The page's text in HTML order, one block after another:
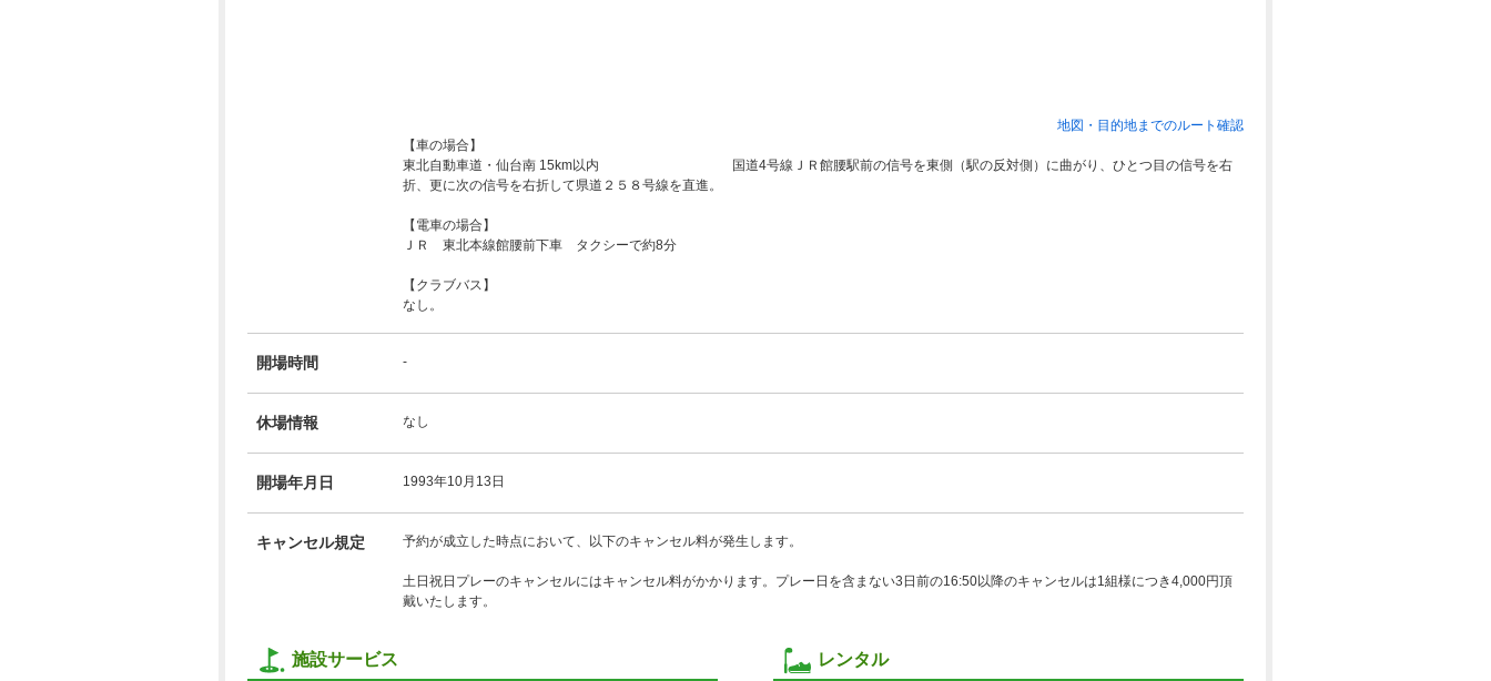
地図・目的地までのルート確認
【車の場合】
東北自動車道・仙台南 15km以内 国道4号線ＪＲ館腰駅前の信号を東側（駅の反対側）に曲がり、ひとつ目の信号を右
折、更に次の信号を右折して県道２５８号線を直進。
【電車の場合】
ＪＲ 東北本線館腰前下車 タクシーで約8分
【クラブバス】
なし。
開場時間 -
休場情報 なし
開場年月日 1993年10月13日
キャンセル規定 予約が成立した時点において、以下のキャンセル料が発生します。
土日祝日プレーのキャンセルにはキャンセル料がかかります。プレー日を含まない3日前の16:50以降のキャンセルは1組様につき4,000円頂
戴いたします。
施設サービス レンタル